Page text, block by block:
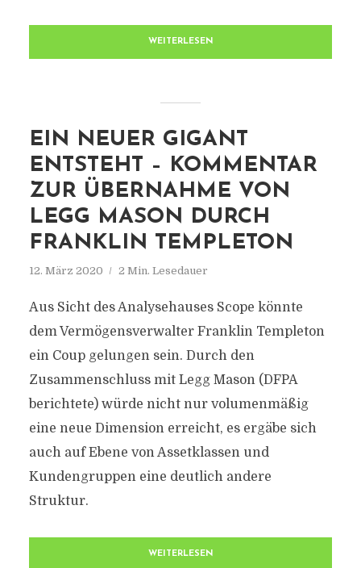
WEITERLESEN
EIN NEUER GIGANT
ENTSTEHT – KOMMENTAR
ZUR ÜBERNAHME VON
LEGG MASON DURCH
FRANKLIN TEMPLETON
12. März 2020 2 Min. Lesedauer
Aus Sicht des Analysehauses Scope könnte
dem Vermögensverwalter Franklin Templeton
ein Coup gelungen sein. Durch den
Zusammenschluss mit Legg Mason (DFPA
berichtete) würde nicht nur volumenmäßig
eine neue Dimension erreicht, es ergäbe sich
auch auf Ebene von Assetklassen und
Kundengruppen eine deutlich andere
Struktur.
WEITERLESEN